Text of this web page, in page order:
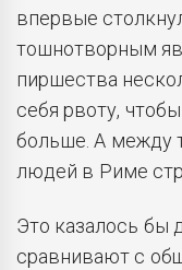
впервые
тошнотворным
пиршества
себя рвоту,
больше. А между
людей в Риме
Это казалось бы
сравнивают с